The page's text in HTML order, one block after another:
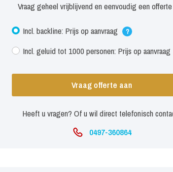
Vraag geheel vrijblijvend en eenvoudig een offerte
Incl. backline: Prijs op aanvraag ?
Incl. geluid tot 1000 personen: Prijs op aanvraag
Vraag offerte aan
Heeft u vragen? Of u wil direct telefonisch
0497-360864